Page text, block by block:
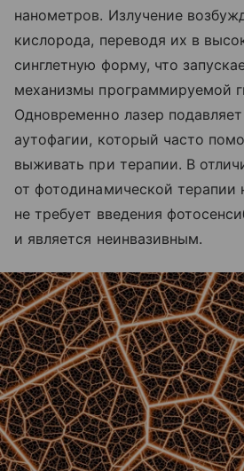
нанометров. Излучение
кислорода, переводя их в
синглетную форму, что
механизмы программируемой
Одновременно лазер
аутофагии, который часто
выживать при терапии. В
от фотодинамической терапии
не требует введения
и является неинвазивным.